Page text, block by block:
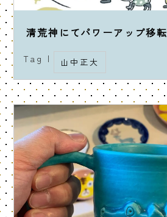
清荒神にてパワーアップ移転
Tag | 山中正大